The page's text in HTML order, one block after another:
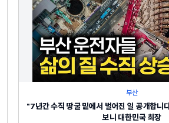
부산
"7년간 수직 땅굴 밑에서 벌어진 일 공개합니
보니 대한민국 최장